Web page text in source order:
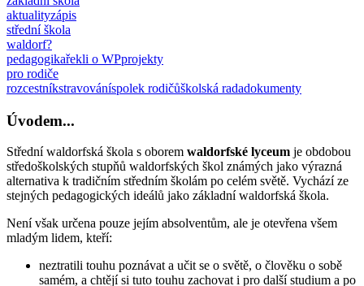
aktualityzápis
střední škola
waldorf?
pedagogikařekli o WPprojekty
pro rodiče
rozcestníkstravováníspolek rodičůškolská radadokumenty
Úvodem...
Střední waldorfská škola s oborem waldorfské lyceum je obdobou
středoškolských stupňů waldorfských škol známých jako výrazná
alternativa k tradičním středním školám po celém světě. Vychází ze
stejných pedagogických ideálů jako základní waldorfská škola.
Není však určena pouze jejím absolventům, ale je otevřena všem
mladým lidem, kteří:
neztratili touhu poznávat a učit se o světě, o člověku o sobě
samém, a chtějí si tuto touhu zachovat i pro další studium a po